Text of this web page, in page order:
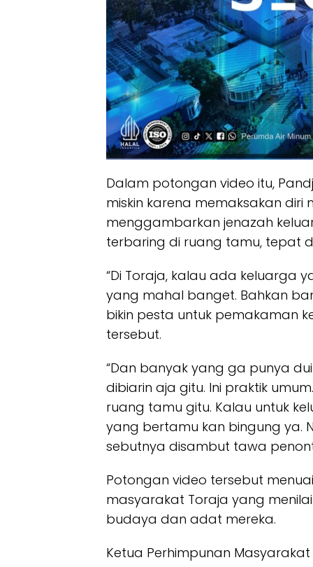
Dalam potongan video itu,
miskin karena memaksakan
menggambarkan jenazah
terbaring di ruang tamu, tepat
“Di Toraja, kalau ada keluarga
yang mahal banget. Bahkan
bikin pesta untuk pemakaman
tersebut.
“Dan banyak yang ga punya
dibiarin aja gitu. Ini praktik
ruang tamu gitu. Kalau untuk
yang bertamu kan bingung ya.
sebutnya disambut tawa
Potongan video tersebut
masyarakat Toraja yang
budaya dan adat mereka.
Ketua Perhimpunan